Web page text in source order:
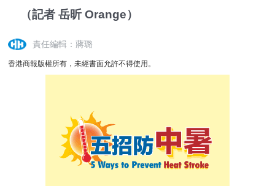
（記者 岳昕 Orange）
責任編輯：蔣璐
香港商報版權所有，未經書面允許不得使用。